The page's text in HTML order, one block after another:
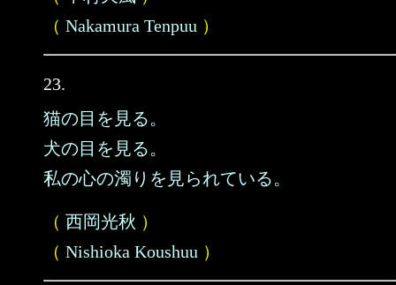
（ Nakamura Tenpuu ）
23.
猫の目を見る。
犬の目を見る。
私の心の濁りを見られている。
（ 西岡光秋 ）
（ Nishioka Koushuu ）